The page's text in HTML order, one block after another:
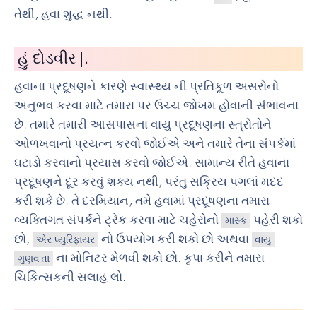
તેથી, હવા શુદ્ધ નથી.
હું સાય|.
હવાના પ્રદૂષણને કારણે સ્વાસ્થ્ય ની પ્રતિકૂળ અસરોનો
અનુભવ કરવા માટે તમારા પર ઉચ્ચ જોખમ હોવાની સંભાવના
છે. તમારે તમારી આસપાસના વાયુ પ્રદૂષણના સ્ત્રોતોને
ઓળખવાનો પ્રયત્ન કરવો જોઈએ અને તમારે તેના સંપર્કમાં
ઘટાડો કરવાનો પ્રયાસ કરવો જોઈએ. સામાન્ય રીતે હવાના
પ્રદૂષણને દૂર કરવું શક્ય નથી, પરંતુ સક્રિય પગલાં મદદ
કરી શકે છે. તે દરમિયાન, તમે હવામાં પ્રદૂષણના તમારા
વ્યક્તિગત સંપર્કને ટ્રેક કરવા માટે ચહેરોનો માસ્ક પહેરી શકો
છો,
એર પ્યુરિફાયર નો ઉપયોગ કરી શકો છો અથવા વાયુ
ગુણવત્તા
ના મોનિટર મેળવી શકો છો. કૃપા કરીને તમારા
ચિકિત્સકની સલાહ લો.